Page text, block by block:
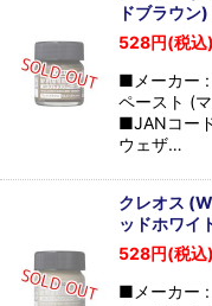
ドブラウン)
528円(税込)
■メーカー
ペースト (
■JANコー
ウェザ…
クレオス
ッドホワイ
528円(税込)
■メーカー